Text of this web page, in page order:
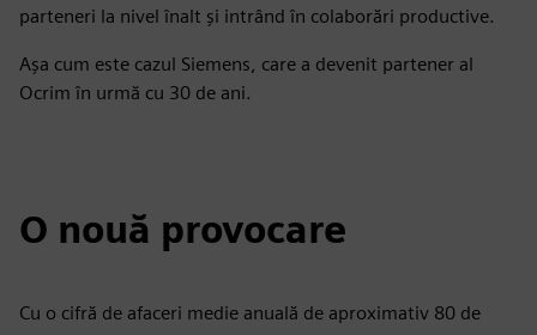
parteneri la nivel înalt și intrând în colaborări productive.
Așa cum este cazul Siemens, care a devenit partener al
Ocrim în urmă cu 30 de ani.
O nouă provocare
Cu o cifră de afaceri medie anuală de aproximativ 80 de